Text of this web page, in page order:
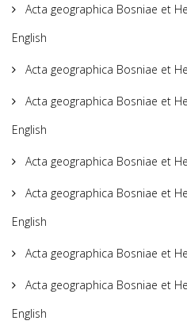
Acta geographica Bosniae et
English
Acta geographica Bosniae et
Acta geographica Bosniae et
English
Acta geographica Bosniae et
Acta geographica Bosniae et
English
Acta geographica Bosniae et
Acta geographica Bosniae et
English